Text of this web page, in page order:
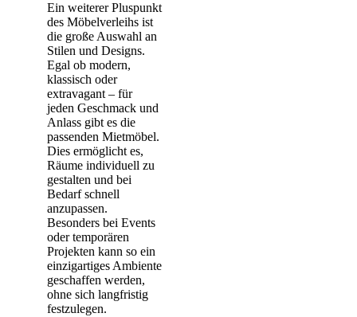
Ein weiterer Pluspunkt
des Möbelverleihs ist
die große Auswahl an
Stilen und Designs.
Egal ob modern,
klassisch oder
extravagant – für
jeden Geschmack und
Anlass gibt es die
passenden Mietmöbel.
Dies ermöglicht es,
Räume individuell zu
gestalten und bei
Bedarf schnell
anzupassen.
Besonders bei Events
oder temporären
Projekten kann so ein
einzigartiges Ambiente
geschaffen werden,
ohne sich langfristig
festzulegen.